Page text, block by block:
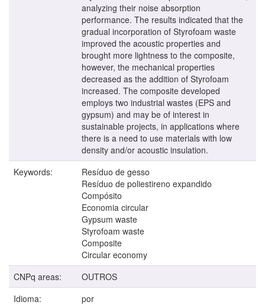
analyzing their noise absorption
performance. The results indicated that the
gradual incorporation of Styrofoam waste
improved the acoustic properties and
brought more lightness to the composite,
however, the mechanical properties
decreased as the addition of Styrofoam
increased. The composite developed
employs two industrial wastes (EPS and
gypsum) and may be of interest in
sustainable projects, in applications where
there is a need to use materials with low
density and/or acoustic insulation.
Keywords:
Resíduo de gesso
Resíduo de poliestireno expandido
Compósito
Economia circular
Gypsum waste
Styrofoam waste
Composite
Circular economy
CNPq areas:
OUTROS
Idioma:
por